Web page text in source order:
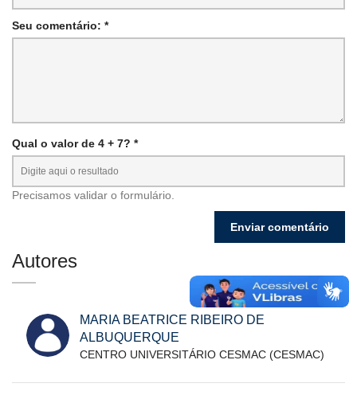
Seu comentário: *
Qual o valor de 4 + 7? *
Precisamos validar o formulário.
Autores
MARIA BEATRICE RIBEIRO DE
ALBUQUERQUE
CENTRO UNIVERSITÁRIO CESMAC (CESMAC)